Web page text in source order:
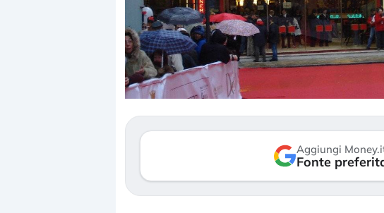
Aggiungi
Fonte
Dalle valutazioni estreme alla
correzione. Cosa sta guidando il
repricing degli asset?
mostrando segni di stanchezza
verso le (…)